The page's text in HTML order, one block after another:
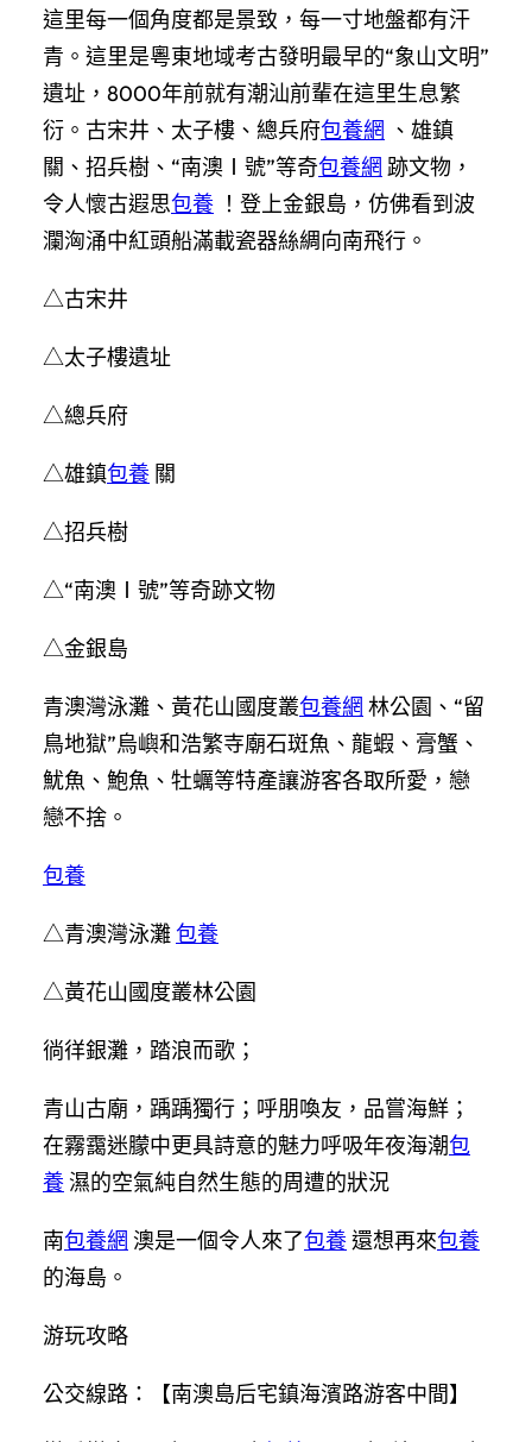
這里每一個角度都是景致，每一寸地盤都有汗
青。這里是粵東地域考古發明最早的“象山文明”
遺址，8000年前就有潮汕前輩在這里生息繁
衍。古宋井、太子樓、總兵府包養網 、雄鎮
關、招兵樹、“南澳Ⅰ號”等奇包養網 跡文物，
令人懷古遐思包養 ！登上金銀島，仿佛看到波
瀾洶涌中紅頭船滿載瓷器絲綢向南飛行。
△古宋井
△太子樓遺址
△總兵府
△雄鎮包養 關
△招兵樹
△“南澳Ⅰ號”等奇跡文物
△金銀島
青澳灣泳灘、黃花山國度叢包養網 林公園、“留
鳥地獄”烏嶼和浩繁寺廟石斑魚、龍蝦、膏蟹、
魷魚、鮑魚、牡蠣等特產讓游客各取所愛，戀
戀不捨。
包養
△青澳灣泳灘包養
△黃花山國度叢林公園
徜徉銀灘，踏浪而歌；
青山古廟，踽踽獨行；呼朋喚友，品嘗海鮮；
在霧靄迷朦中更具詩意的魅力呼吸年夜海潮包
養 濕的空氣純自然生態的周遭的狀況
南包養網 澳是一個令人來了包養還想再來包養
的海島。
游玩攻略
公交線路：【南澳島后宅鎮海濱路游客中間】